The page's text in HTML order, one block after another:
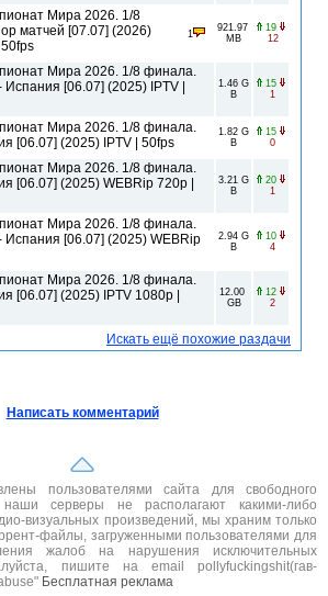
Мира 2026. 1/8
матчей [07.07] (2026)
50fps
1
921.97
MB
19
12
Мира 2026. 1/8 финала.
Испания [06.07] (2025) IPTV |
1.46 G
B
15
1
Мира 2026. 1/8 финала.
[06.07] (2025) IPTV | 50fps
1.82 G
B
15
0
Мира 2026. 1/8 финала.
[06.07] (2025) WEBRip 720p |
3.21 G
B
20
1
Мира 2026. 1/8 финала.
Испания [06.07] (2025) WEBRip
2.94 G
B
10
4
Мира 2026. 1/8 финала.
[06.07] (2025) IPTV 1080p |
12.00
GB
12
2
Искать ещё похожие раздачи
Написать комментарий
пользователями сайта для свободного
серверы не располагают какими-либо
визуальных произведений, мы храним только
файлы, загруженными пользователями для
жалоб на нарушения исключительных
пишите на email pollyfuckingshit(гав-
Бесплатная реклама